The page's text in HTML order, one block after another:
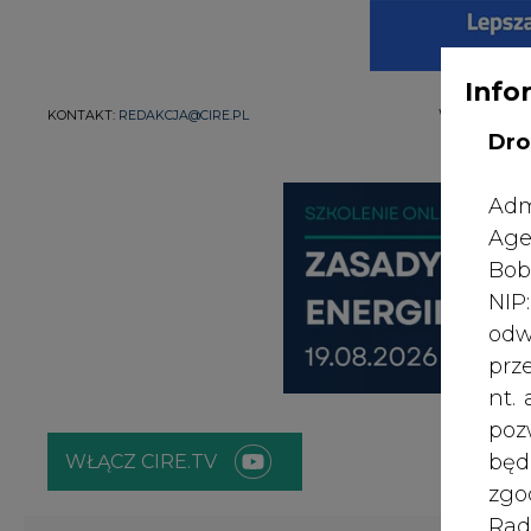
KONTAKT: REDAKCJA@CIRE.PL WYDAWCA
WŁĄCZ CIRE.TV
nt.